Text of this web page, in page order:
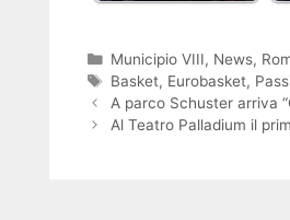
Categorie
Municipio VIII, News,
Tag
Basket, Eurobasket,
A parco Schuster arriva
Al Teatro Palladium il